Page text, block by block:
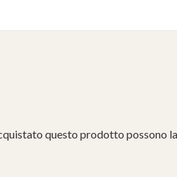
questo prodotto possono